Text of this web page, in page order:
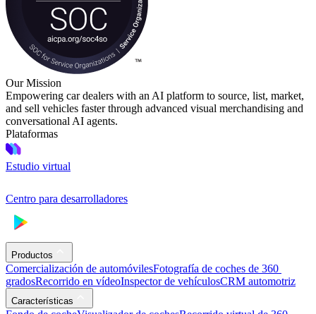
Our Mission
Empowering car dealers with an AI platform to source, list, market,
and sell vehicles faster through advanced visual merchandising and
conversational AI agents.
Plataformas
Estudio virtual
Centro para desarrolladores
Productos
Comercialización de automóvilesFotografía de coches de 360 ​​
gradosRecorrido en vídeoInspector de vehículosCRM automotriz
Características